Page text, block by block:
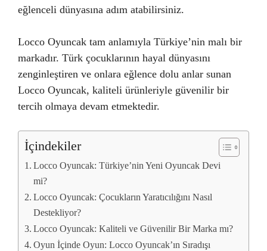
eğlenceli dünyasına adım atabilirsiniz.
Locco Oyuncak tam anlamıyla Türkiye’nin malı bir
markadır. Türk çocuklarının hayal dünyasını
zenginleştiren ve onlara eğlence dolu anlar sunan
Locco Oyuncak, kaliteli ürünleriyle güvenilir bir
tercih olmaya devam etmektedir.
İçindekiler
Locco Oyuncak: Türkiye’nin Yeni Oyuncak Devi
mi?
Locco Oyuncak: Çocukların Yaratıcılığını Nasıl
Destekliyor?
Locco Oyuncak: Kaliteli ve Güvenilir Bir Marka mı?
Oyun İçinde Oyun: Locco Oyuncak’ın Sıradışı